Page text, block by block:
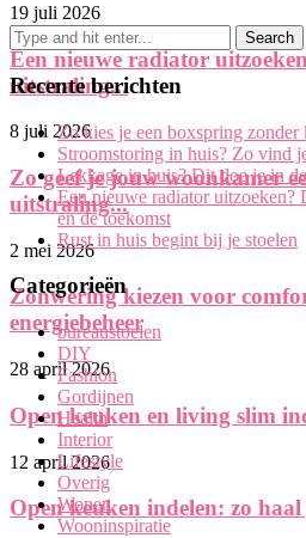
19 juli 2026
Een nieuwe radiator
uitstraling...
8 juli 2026
Zo geef je jouw woonkamer
uitstraling...
2 mei 2026
Zonwering kiezen voor
energiebeheer
28 april 2026
Open keuken en living slim
12 april 2026
Open keuken indelen: zo haal
Recente berichten
Zo kies je een boxspring zonder
Stroomstoring in huis? Zo vind
Lekkage in huis? Dit doe je in
Een nieuwe radiator uitzoeken?
en de toekomst
Rust in huis begint bij je stoelen
Categorieën
bureaustoelen
DIY
Fashion
Gordijnen
Health
Interior
Lifestyle
Overig
Wonen
Wooninspiratie